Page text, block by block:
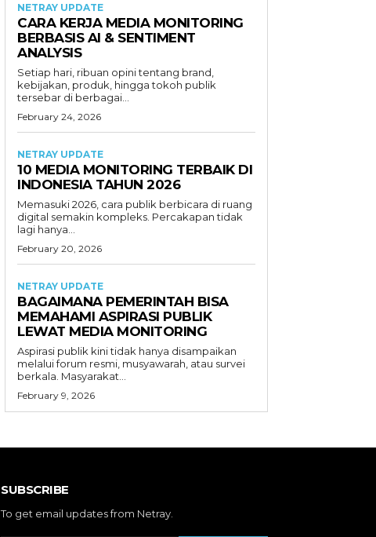
NETRAY UPDATE
CARA KERJA MEDIA MONITORING
BERBASIS AI & SENTIMENT
ANALYSIS
Setiap hari, ribuan opini tentang brand,
kebijakan, produk, hingga tokoh publik
tersebar di berbagai...
February 24, 2026
NETRAY UPDATE
10 MEDIA MONITORING TERBAIK DI
INDONESIA TAHUN 2026
Memasuki 2026, cara publik berbicara di ruang
digital semakin kompleks. Percakapan tidak
lagi hanya...
February 20, 2026
NETRAY UPDATE
BAGAIMANA PEMERINTAH BISA
MEMAHAMI ASPIRASI PUBLIK
LEWAT MEDIA MONITORING
Aspirasi publik kini tidak hanya disampaikan
melalui forum resmi, musyawarah, atau survei
berkala. Masyarakat...
February 9, 2026
SUBSCRIBE
To get email updates from Netray.